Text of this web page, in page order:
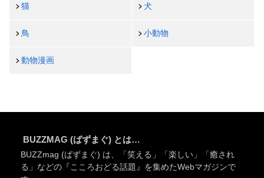
猫 犬
鳥 小動物
動物漫画
BUZZMAG (ばずまぐ) とは…
BUZZmag (ばずまぐ) は、「笑える」「楽しい」「癒され
る」などの『こころおどる話題』を集めたWebマガジンで